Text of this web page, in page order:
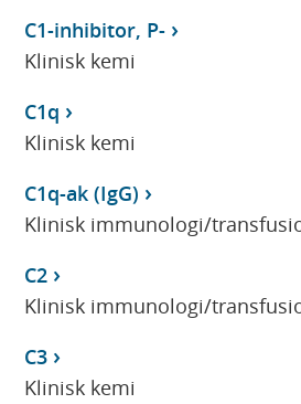
C1-inhibitor, P-
Klinisk kemi
C1q
Klinisk kemi
C1q-ak (IgG)
Klinisk immunologi/
C2
Klinisk immunologi/
C3
Klinisk kemi